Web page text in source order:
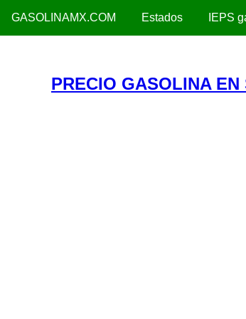
GASOLINAMX.COM Estados IEPS
PRECIO GASOLINA